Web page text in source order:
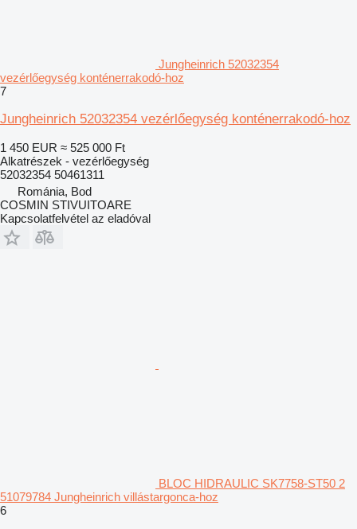
Jungheinrich 52032354
vezérlőegység konténerrakodó-hoz
7
Jungheinrich 52032354 vezérlőegység konténerrakodó-hoz
1 450 EUR ≈ 525 000 Ft
Alkatrészek - vezérlőegység
52032354 50461311
Románia, Bod
COSMIN STIVUITOARE
Kapcsolatfelvétel az eladóval
BLOC HIDRAULIC SK7758-ST50 2
51079784 Jungheinrich villástargonca-hoz
6